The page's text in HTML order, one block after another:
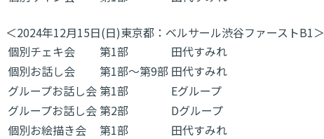
＜2024年12月15日(日)東京都：ベルサール渋谷ファーストB1＞
個別チェキ会
第1部
田代すみれ
個別お話し会
第1部～第9部 田代すみれ
グループお話し会第1部
Eグループ
グループお話し会第2部
Dグループ
個別お絵描き会
第1部 田代すみれ